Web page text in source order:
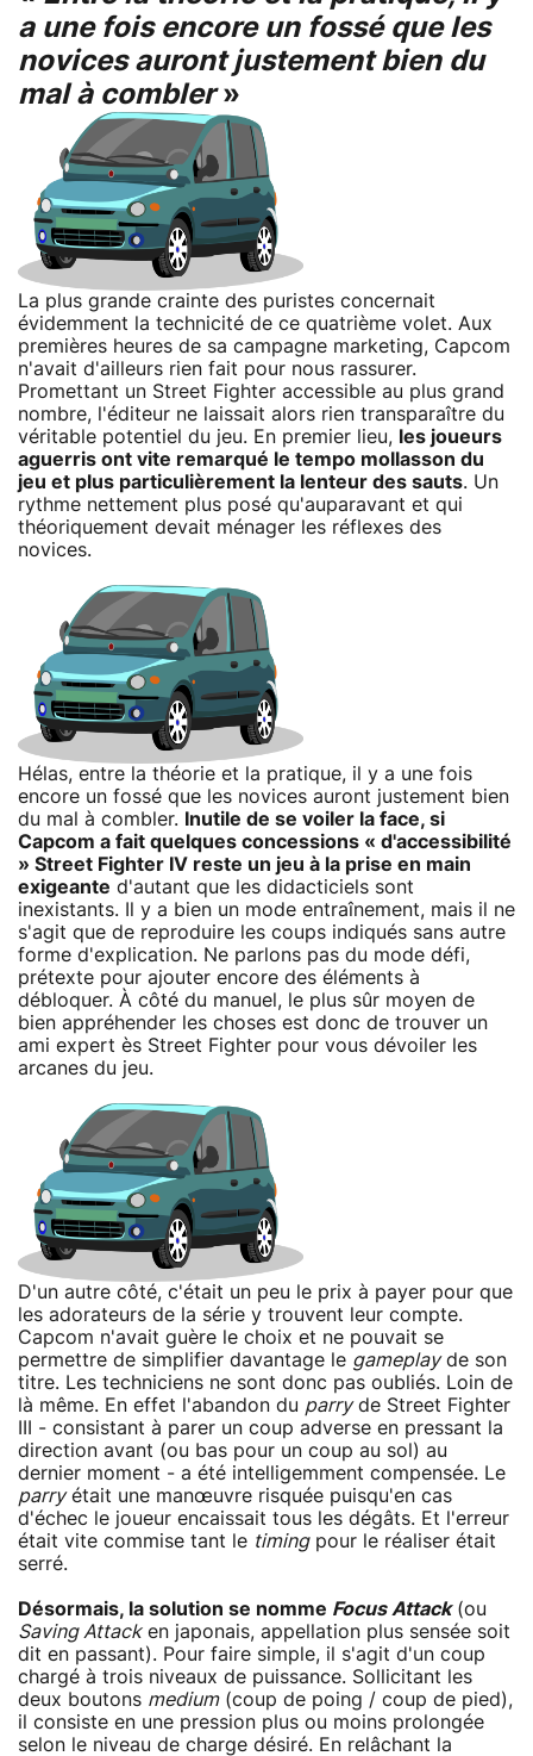
a une fois encore un fossé que les
novices auront justement bien du
mal à combler»
La plus grande crainte des puristes concernait
évidemment la technicité de ce quatrième volet. Aux
premières heures de sa campagne marketing, Capcom
n'avait d'ailleurs rien fait pour nous rassurer.
Promettant un Street Fighter accessible au plus grand
nombre, l'éditeur ne laissait alors rien transparaître du
véritable potentiel du jeu. En premier lieu, les joueurs
aguerris ont vite remarqué le tempo mollasson du
jeu et plus particulièrement la lenteur des sauts. Un
rythme nettement plus posé qu'auparavant et qui
théoriquement devait ménager les réflexes des
novices.
Hélas, entre la théorie et la pratique, il y a une fois
encore un fossé que les novices auront justement bien
du mal à combler.
Inutile de se voiler la face, si
Capcom a fait quelques concessions « d'accessibilité
» Street Fighter IV reste un jeu à la prise en main
exigeante d'autant que les didacticiels sont
inexistants. Il y a bien un mode entraînement, mais il ne
s'agit que de reproduire les coups indiqués sans autre
forme d'explication. Ne parlons pas du mode défi,
prétexte pour ajouter encore des éléments à
débloquer. À côté du manuel, le plus sûr moyen de
bien appréhender les choses est donc de trouver un
ami expert ès Street Fighter pour vous dévoiler les
arcanes du jeu.
D'un autre côté, c'était un peu le prix à payer pour que
les adorateurs de la série y trouvent leur compte.
Capcom n'avait guère le choix et ne pouvait se
permettre de simplifier davantage le gameplayde son
titre. Les techniciens ne sont donc pas oubliés. Loin de
là même. En effet l'abandon du parryde Street Fighter
III - consistant à parer un coup adverse en pressant la
direction avant (ou bas pour un coup au sol) au
dernier moment - a été intelligemment compensée. Le
parryétait une manœuvre risquée puisqu'en cas
d'échec le joueur encaissait tous les dégâts. Et l'erreur
était vite commise tant le timingpour le réaliser était
serré.
Désormais, la solution se nomme Focus Attack(ou
Saving Attacken japonais, appellation plus sensée soit
dit en passant). Pour faire simple, il s'agit d'un coup
chargé à trois niveaux de puissance. Sollicitant les
deux boutons medium(coup de poing / coup de pied),
il consiste en une pression plus ou moins prolongée
selon le niveau de charge désiré. En relâchant la